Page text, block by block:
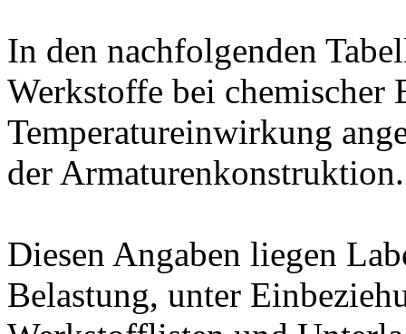
In den nachfolgenden
Werkstoffe bei chemischer
Temperatureinwirkung
der Armaturenkonstruktion.
Diesen Angaben liegen
Belastung, unter